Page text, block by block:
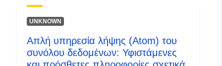
4928-a975-4bc3029e566c
Τύπος:
Πόρος:
UNKNOWN
Απλή υπηρεσία λήψης (Atom) του
συνόλου δεδομένων: Υφιστάμενες